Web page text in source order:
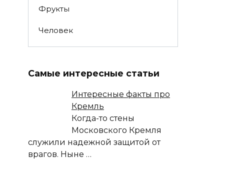
Фрукты
Человек
Самые интересные статьи
Интересные факты про
Кремль
Когда-то стены
Московского Кремля
служили надежной защитой от
врагов. Ныне …